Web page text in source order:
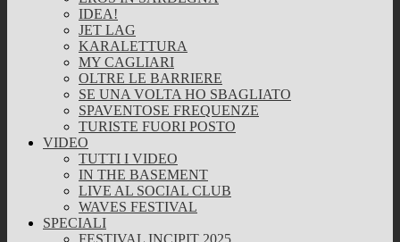
IDEA!
JET LAG
KARALETTURA
MY CAGLIARI
OLTRE LE BARRIERE
SE UNA VOLTA HO SBAGLIATO
SPAVENTOSE FREQUENZE
TURISTE FUORI POSTO
VIDEO
TUTTI I VIDEO
IN THE BASEMENT
LIVE AL SOCIAL CLUB
WAVES FESTIVAL
SPECIALI
FESTIVAL INCIPIT 2025